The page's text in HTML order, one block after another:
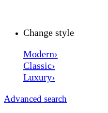
Change style
Modern›
Classic›
Luxury›
Advanced search